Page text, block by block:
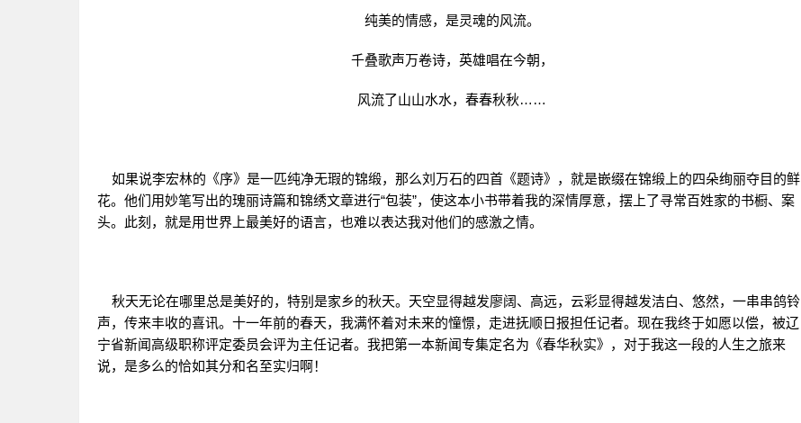
纯美的情感，是灵魂的风流。
千叠歌声万卷诗，英雄唱在今朝，
风流了山山水水，春春秋秋……
如果说李宏林的《序》是一匹纯净无瑕的锦缎，那么刘万石的四首《题诗》，就是嵌缀在锦缎上的四朵绚丽夺目的鲜
花。他们用妙笔写出的瑰丽诗篇和锦绣文章进行“包装”，使这本小书带着我的深情厚意，摆上了寻常百姓家的书橱、案
头。此刻，就是用世界上最美好的语言，也难以表达我对他们的感激之情。
秋天无论在哪里总是美好的，特别是家乡的秋天。天空显得越发廖阔、高远，云彩显得越发洁白、悠然，一串串鸽铃
声，传来丰收的喜讯。十一年前的春天，我满怀着对未来的憧憬，走进抚顺日报担任记者。现在我终于如愿以偿，被辽
宁省新闻高级职称评定委员会评为主任记者。我把第一本新闻专集定名为《春华秋实》，对于我这一段的人生之旅来
说，是多么的恰如其分和名至实归啊！